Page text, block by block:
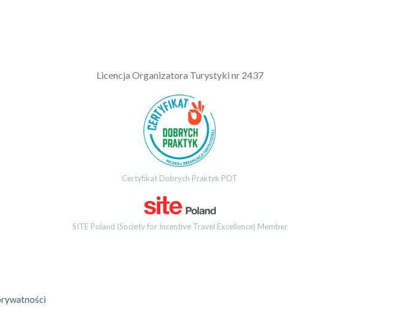
Licencja Organizatora Turystyki nr 2437
Certyfikat Dobrych Praktyk POT
SITE Poland (Society for Incentive Travel Excellence) Member